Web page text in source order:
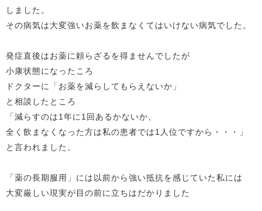
しました。
その病気は大変強いお薬を飲まなくてはいけない病気でした。
発症直後はお薬に頼らざるを得ませんでしたが
小康状態になったころ
ドクターに「お薬を減らしてもらえないか」
と相談したところ
「減らすのは1年に1回あるかないか、
全く飲まなくなった方は私の患者では1人位ですから・・・」
と言われました。
「薬の長期服用」には以前から強い抵抗を感じていた私には
大変厳しい現実が目の前に立ちはだかりました